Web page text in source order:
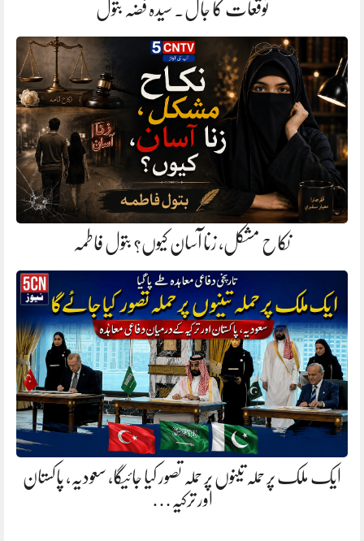
توقعات کا جال. سیدہ فضہ بتول
نکاح مشکل، زنا آسان کیوں؟ بتول فاطمہ
ایک ملک پر حملہ تینوں پر حملہ تصور کیا جائیگا، سعودیہ، پاکستان
اور ترکیہ…